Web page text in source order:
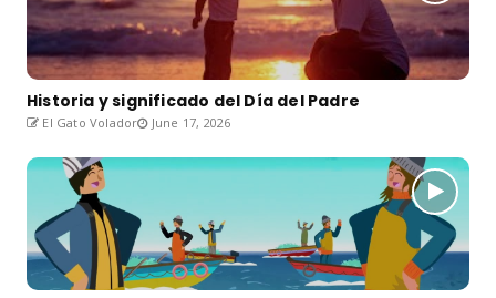
Historia y significado del Día del Padre
El Gato Volador June 17, 2026